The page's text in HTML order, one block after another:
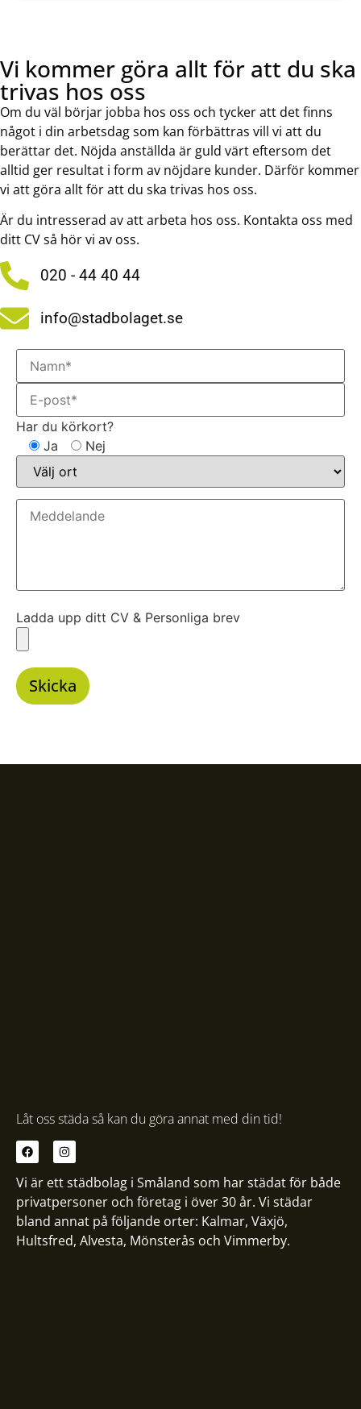
Vi kommer göra allt för att du ska
trivas hos oss
Om du väl börjar jobba hos oss och tycker att det finns
något i din arbetsdag som kan förbättras vill vi att du
berättar det. Nöjda anställda är guld värt eftersom det
alltid ger resultat i form av nöjdare kunder. Därför kommer
vi att göra allt för att du ska trivas hos oss.
Är du intresserad av att arbeta hos oss. Kontakta oss med
ditt CV så hör vi av oss.
020 - 44 40 44
info@stadbolaget.se
Har du körkort?
Ja
Nej
Ladda upp ditt CV & Personliga brev
Låt oss städa så kan du göra annat med din tid!
Vi är ett städbolag i Småland som har städat för både
privatpersoner och företag i över 30 år. Vi städar
bland annat på följande orter: Kalmar, Växjö,
Hultsfred, Alvesta, Mönsterås och Vimmerby.